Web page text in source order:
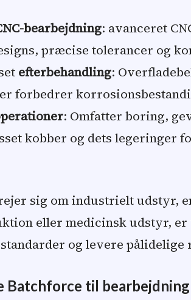
bearbejdning: avanceret
præcise tolerancer og
efterbehandling:
forbedrer
: Omfatter boring,
kobber og dets legeringer
sig om industrielt udstyr,
eller medicinsk udstyr, er
og levere
til